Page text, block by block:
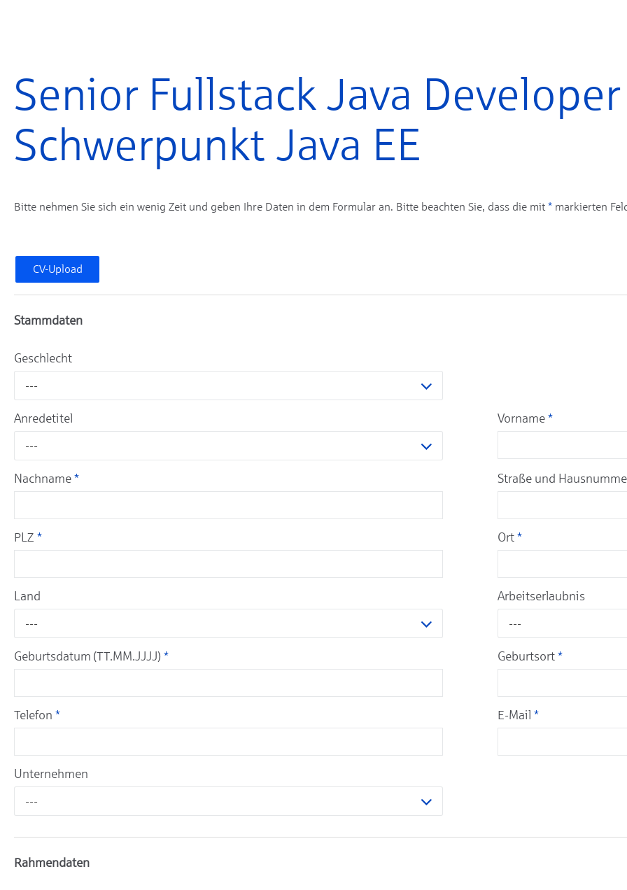
Senior Fullstack Java
Schwerpunkt Java EE
Bitte nehmen Sie sich ein wenig Zeit und geben Ihre Daten in dem Formular an. Bitte beachten Sie, dass die mit * markierten
CV-Upload
Stammdaten
Geschlecht
---
Anredetitel
---
Vorname*
Nachname * Straße und
PLZ * Ort*
Land
---
Arbeitserlaubnis
---
Geburtsdatum (TT.MM.JJJJ) * Geburtsort*
Telefon * E-Mail*
Unternehmen
---
Rahmendaten